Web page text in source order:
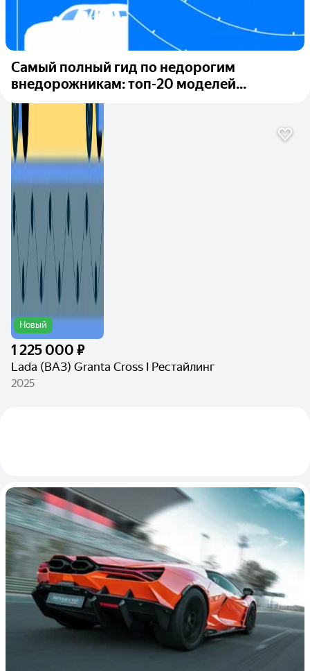
Самый полный гид по недорогим
внедорожникам: топ-20 моделей...
Новый
1 225 000 ₽
Lada (ВАЗ) Granta Cross I Рестайлинг
2025